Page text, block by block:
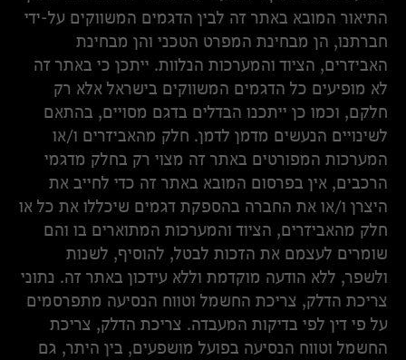
התיאור המובא באתר זה לבין הדגמים המשווקים על-ידי
חברתנו, הן מבחינת המפרט הטכני והן מבחינת
האביזרים, הציוד והמערכות הנלוות. ייתכן כי באתר זה
לא מופיעים כל הדגמים המשווקים בישראל אלא רק
חלקם, וכמו כן ייתכנו הבדלים בדגם מסויים, בהתאם
לשינויים הנעשים מדמן לדמן. חלק מהאביזרים ו/או
המערכות המפורטים באתר זה מצוי רק בחלק מדגמי
הרכבים, אין בפרסום המובא באתר זה כדי לחייב את
היצרן ו/או את החברה בהספקת דגמים שיכללו את כל או
חלק מהאביזרים, הציוד והמערכות המתוארים בו והם
שומרים לעצמם את הזכות לבטל, להוסיף, לשנות
ולשפר, ללא הודעה מוקדמת וללא עידכון באתר זה. נתוני
צריכת הדלק, צריכת החשמל וטווח הנסיעה מתפרסמים
על פי דין לפי בדיקות המעבדה. צריכת הדלק, צריכת
החשמל וטווח הנסיעה בפועל מושפעים, בין היתר, גם